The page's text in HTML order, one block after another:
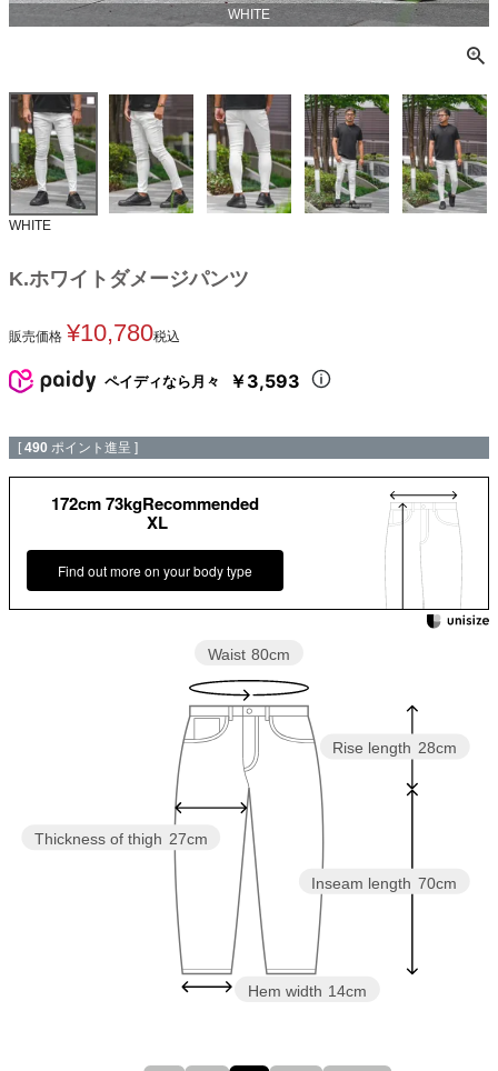
WHITE
WHITE
K.ホワイトダメージパンツ
販売価格 ¥10,780税込
ペイディなら月々 ￥3,593
[ 490 ポイント進呈 ]
172cm 73kgRecommended
XL
Find out more on your body type
Inseam length 70cm
Rise length 28cm
Hem width 14cm
Thickness of thigh 27cm
Waist 80cm